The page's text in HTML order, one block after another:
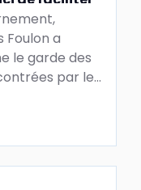
Foulon a
le garde des
par les